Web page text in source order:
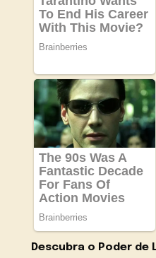
Descubra o Poder de